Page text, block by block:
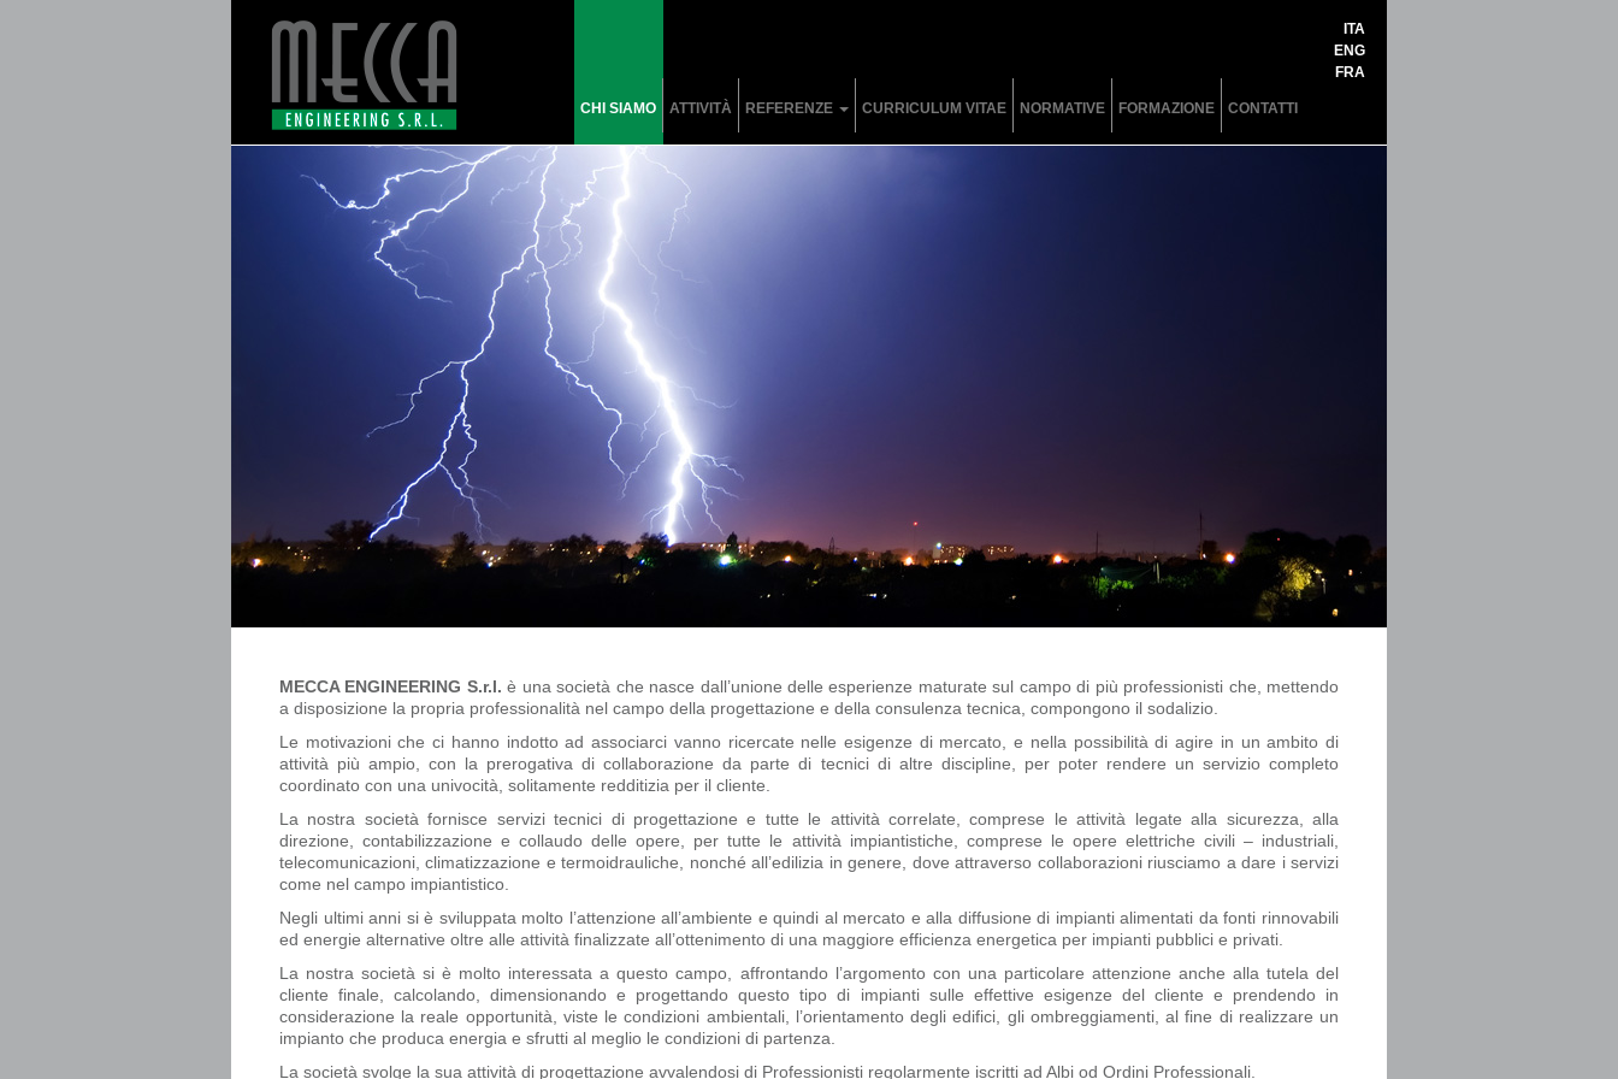
ITA
ENG
FRA
CHI SIAMO ATTIVITÀ REFERENZE CURRICULUM VITAE NORMATIVE FORMAZIONE CONTATTI
MECCA ENGINEERING S.r.l.è una società che nasce dall’unione delle esperienze maturate sul campo di più professionisti che, mettendo
a disposizione la propria professionalità nel campo della progettazione e della consulenza tecnica, compongono il sodalizio.
Le motivazioni che ci hanno indotto ad associarci vanno ricercate nelle esigenze di mercato, e nella possibilità di agire in un ambito di
attività più ampio, con la prerogativa di collaborazione da parte di tecnici di altre discipline, per poter rendere un servizio completo
coordinato con una univocità, solitamente redditizia per il cliente.
La nostra società fornisce servizi tecnici di progettazione e tutte le attività correlate, comprese le attività legate alla sicurezza, alla
direzione, contabilizzazione e collaudo delle opere, per tutte le attività impiantistiche, comprese le opere elettriche civili – industriali,
telecomunicazioni, climatizzazione e termoidrauliche, nonché all’edilizia in genere, dove attraverso collaborazioni riusciamo a dare i servizi
come nel campo impiantistico.
Negli ultimi anni si è sviluppata molto l’attenzione all’ambiente e quindi al mercato e alla diffusione di impianti alimentati da fonti rinnovabili
ed energie alternative oltre alle attività finalizzate all’ottenimento di una maggiore efficienza energetica per impianti pubblici e privati.
La nostra società si è molto interessata a questo campo, affrontando l’argomento con una particolare attenzione anche alla tutela del
cliente finale, calcolando, dimensionando e progettando questo tipo di impianti sulle effettive esigenze del cliente e prendendo in
considerazione la reale opportunità, viste le condizioni ambientali, l’orientamento degli edifici, gli ombreggiamenti, al fine di realizzare un
impianto che produca energia e sfrutti al meglio le condizioni di partenza.
La società svolge la sua attività di progettazione avvalendosi di Professionisti regolarmente iscritti ad Albi od Ordini Professionali.